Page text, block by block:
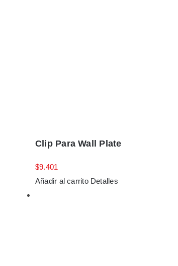
Clip Para Wall Plate
$9.401
Añadir al carrito Detalles